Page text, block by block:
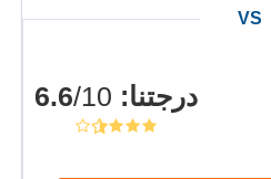
درجتنا:
/10